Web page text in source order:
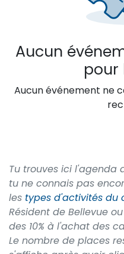
Aucun
pour
Aucun événement ne
Tu trouves ici l'agenda
tu ne connais pas
les types d'activités du
Résident de Bellevue
des 10% à l'achat des
Le nombre de places